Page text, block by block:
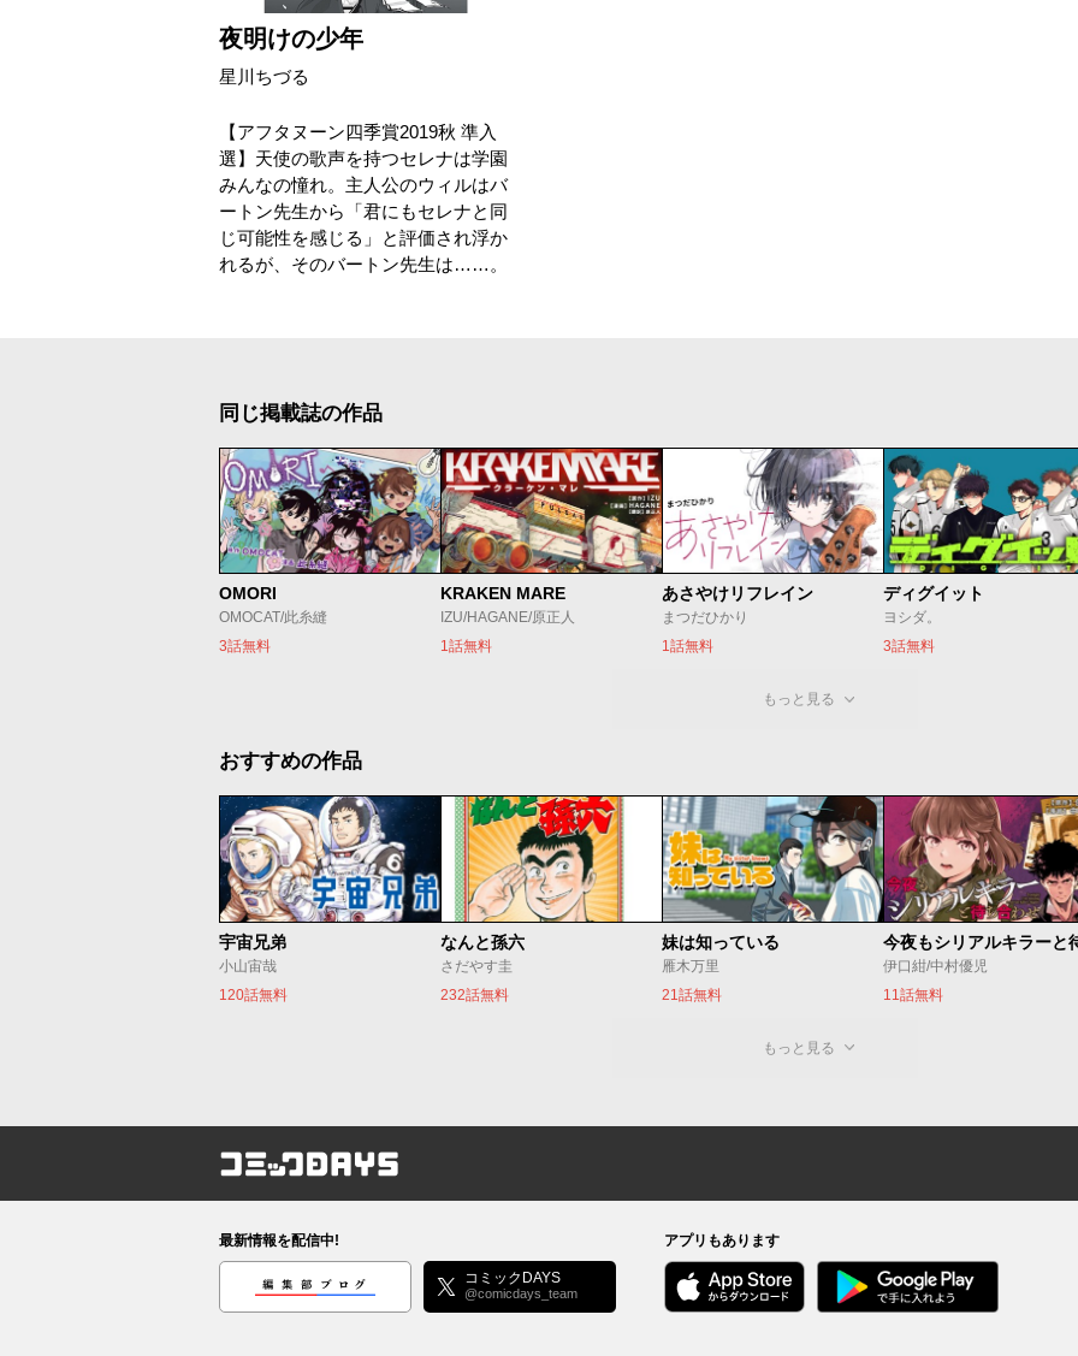
夜明けの少年
星川ちづる
【アフタヌーン四季賞2019秋 準入
選】天使の歌声を持つセレナは学園
みんなの憧れ。主人公のウィルはバ
ートン先生から「君にもセレナと同
じ可能性を感じる」と評価され浮か
れるが、そのバートン先生は……。
同じ掲載誌の作品
OMORI
OMOCAT/此糸縫
3話無料
KRAKEN MARE
IZU/HAGANE/原正人
1話無料
あさやけリフレイン
まつだひかり
1話無料
ディグイット
ヨシダ。
3話無料
もっと見る
おすすめの作品
宇宙兄弟
小山宙哉
120話無料
なんと孫六
さだやす圭
232話無料
妹は知っている
雁木万里
21話無料
伊口紺/中村優児
11話無料
もっと見る
コミックDAYS
最新情報を配信中!
編集部ブログ コミックDAYS
@comicdays_team
アプリもあります